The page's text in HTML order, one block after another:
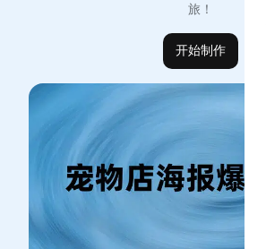
旅！
开始制作